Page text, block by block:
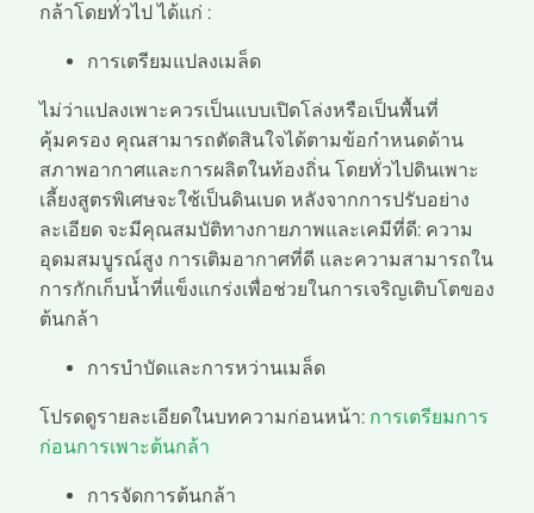
กล้าโดยทั่วไป ได้แก่ :
การเตรียมแปลงเมล็ด
ไม่ว่าแปลงเพาะควรเป็นแบบเปิดโล่งหรือเป็นพื้นที่
คุ้มครอง คุณสามารถตัดสินใจได้ตามข้อกำหนดด้าน
สภาพอากาศและการผลิตในท้องถิ่น โดยทั่วไปดินเพาะ
เลี้ยงสูตรพิเศษจะใช้เป็นดินเบด หลังจากการปรับอย่าง
ละเอียด จะมีคุณสมบัติทางกายภาพและเคมีที่ดี: ความ
อุดมสมบูรณ์สูง การเติมอากาศที่ดี และความสามารถใน
การกักเก็บน้ำที่แข็งแกร่งเพื่อช่วยในการเจริญเติบโตของ
ต้นกล้า
การบำบัดและการหว่านเมล็ด
โปรดดูรายละเอียดในบทความก่อนหน้า: การเตรียมการ
ก่อนการเพาะต้นกล้า
การจัดการต้นกล้า